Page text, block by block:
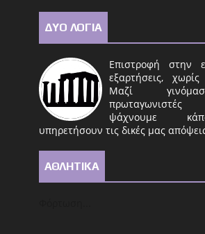
ΔΥΟ ΛΟΓΙΑ
Επιστροφή στην
εξαρτήσεις,
Μαζί
ψάχνουμε
υπηρετήσουν τις δικές μας
ΑΘΛΗΤΙΚΑ